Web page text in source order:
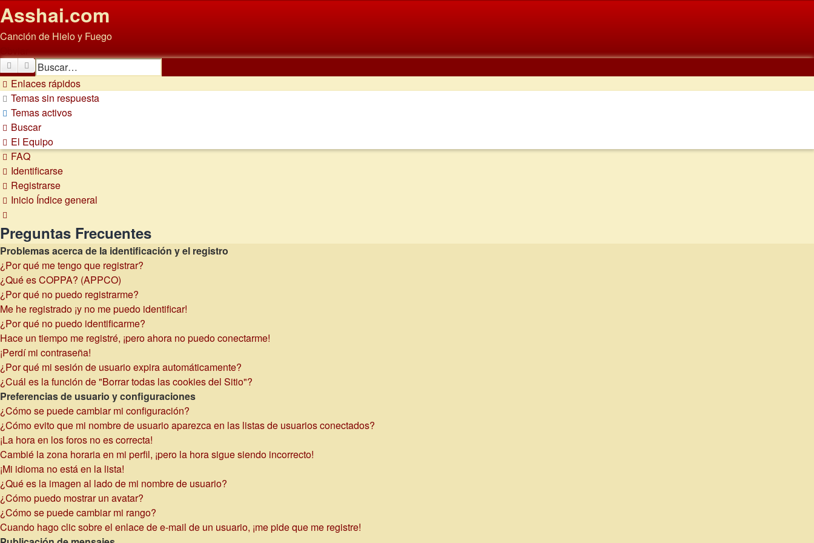
Asshai.com
Canción de Hielo y Fuego
Buscar Búsqueda avanzada
Enlaces rápidos
Temas sin respuesta
Temas activos
Buscar
El Equipo
FAQ
Identificarse
Registrarse
Inicio Índice general
Preguntas Frecuentes
Problemas acerca de la identificación y el registro
¿Por qué me tengo que registrar?
¿Qué es COPPA? (APPCO)
¿Por qué no puedo registrarme?
Me he registrado ¡y no me puedo identificar!
¿Por qué no puedo identificarme?
Hace un tiempo me registré, ¡pero ahora no puedo conectarme!
¡Perdí mi contraseña!
¿Por qué mi sesión de usuario expira automáticamente?
¿Cuál es la función de "Borrar todas las cookies del Sitio"?
Preferencias de usuario y configuraciones
¿Cómo se puede cambiar mi configuración?
¿Cómo evito que mi nombre de usuario aparezca en las listas de usuarios conectados?
¡La hora en los foros no es correcta!
Cambié la zona horaria en mi perfil, ¡pero la hora sigue siendo incorrecto!
¡Mi idioma no está en la lista!
¿Qué es la imagen al lado de mi nombre de usuario?
¿Cómo puedo mostrar un avatar?
¿Cómo se puede cambiar mi rango?
Cuando hago clic sobre el enlace de e-mail de un usuario, ¡me pide que me registre!